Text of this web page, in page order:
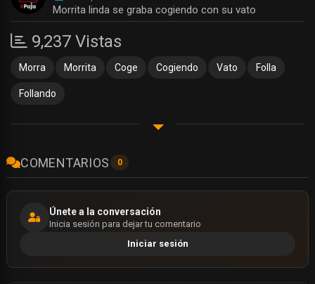
Morrita linda se graba cogiendo con su vato
9,237 Vistas
Morra Morrita Coge Cogiendo Vato Folla
Follando
COMENTARIOS 0
Únete a la conversación
Inicia sesión para dejar tu comentario
Iniciar sesión